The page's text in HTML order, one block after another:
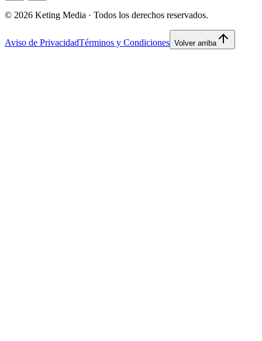
© 2026 Keting Media · Todos los derechos reservados.
Aviso de PrivacidadTérminos y Condiciones Volver arriba